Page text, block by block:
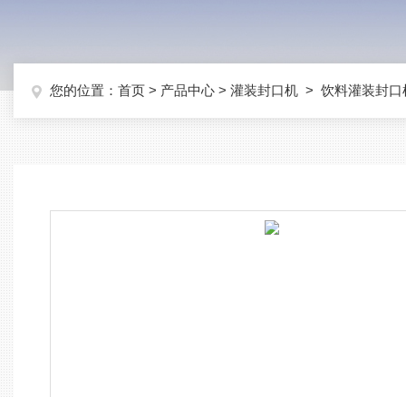
您的位置： 首页 > 产品中心 > 灌装封口机 > 饮料灌装封口